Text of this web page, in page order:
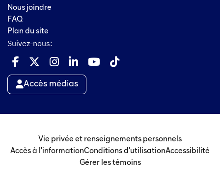
Nous joindre
FAQ
Plan du site
Suivez-nous:
Accès médias
Vie privée et renseignements personnels
Accès à l'informationConditions d'utilisationAccessibilité
Gérer les témoins